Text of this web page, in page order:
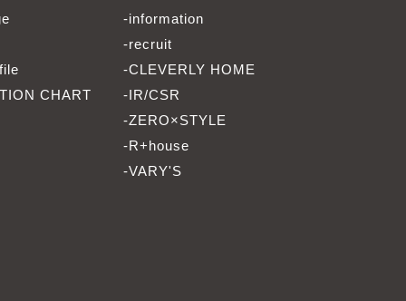
CHART
-information
-recruit
-CLEVERLY HOME
-IR/CSR
-ZERO×STYLE
-R+house
-VARY'S